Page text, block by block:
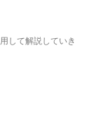
して解説していき